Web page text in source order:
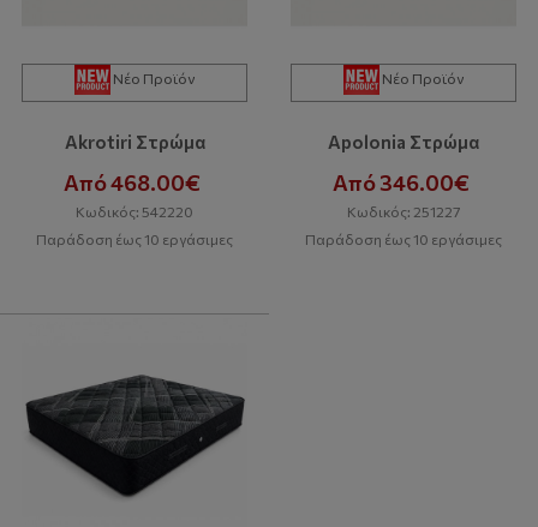
Νέο Προϊόν
Akrotiri Στρώμα
Από 468.00€
Κωδικός: 542220
Παράδοση έως 10 εργάσιμες
Νέο Προϊόν
Apolonia Στρώμα
Από 346.00€
Κωδικός: 251227
Παράδοση έως 10 εργάσιμες